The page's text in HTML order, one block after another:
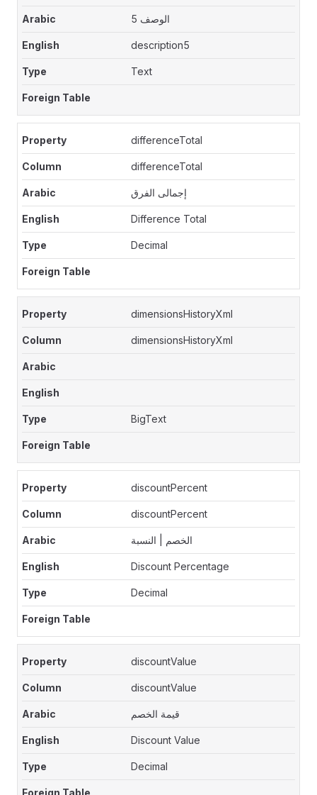
الوصف 5
description5
Text
differenceTotal
differenceTotal
إجمالى الفرق
Difference Total
Decimal
dimensionsHistoryXml
dimensionsHistoryXml
BigText
discountPercent
discountPercent
الخصم | النسبة
Discount Percentage
Decimal
discountValue
discountValue
قيمة الخصم
Discount Value
Decimal